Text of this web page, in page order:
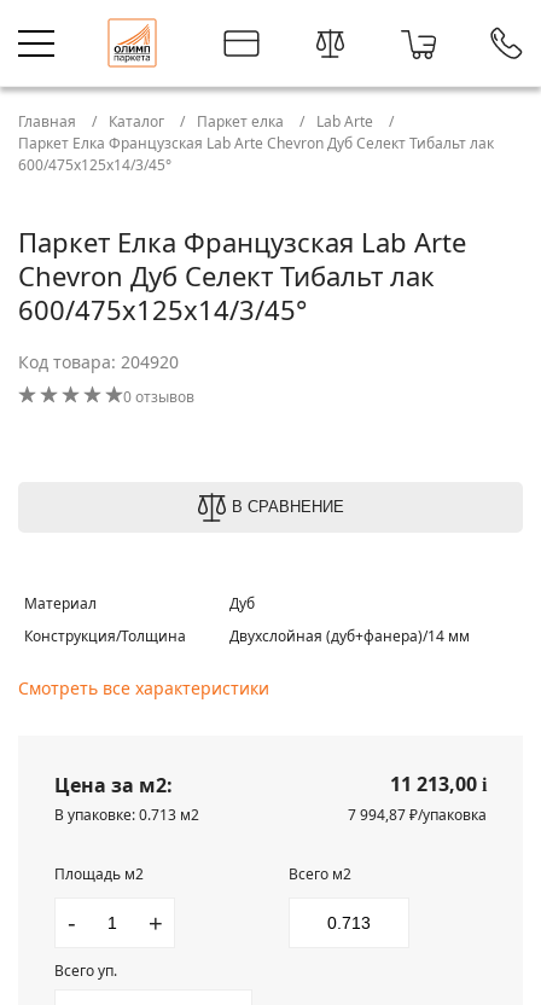
Главная Каталог Паркет елка
Lab Arte
Паркет Елка Французская Lab Arte Chevron Дуб Селект Тибальт лак
600/475х125х14/3/45°
Паркет Елка Французская Lab Arte
Chevron Дуб Селект Тибальт лак
600/475х125х14/3/45°
Код товара: 204920
0 отзывов
В СРАВНЕНИЕ
Материал
Дуб
Конструкция/Толщина
Двухслойная (дуб+фанера)/14 мм
Смотреть все характеристики
Цена за м2: 11 213,00 i
В упаковке: 0.713 м2
7 994,87 ₽/упаковка
Площадь м2
- +
Всего м2
Всего уп.